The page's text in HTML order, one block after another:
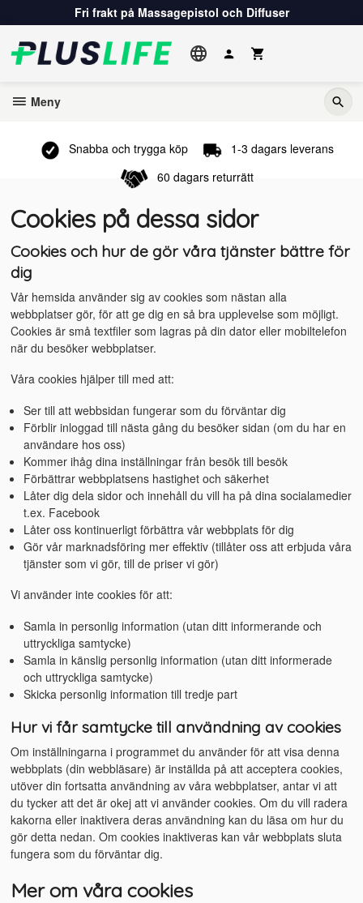
till
innehåll
Fri frakt på Massagepistol och Diffuser
Meny
Snabba och trygga köp
1-3 dagars leverans
60 dagars returrätt
Cookies på dessa sidor
Cookies och hur de gör våra tjänster bättre för
dig
Vår hemsida använder sig av cookies som nästan alla
webbplatser gör, för att ge dig en så bra upplevelse som möjligt.
Cookies är små textfiler som lagras på din dator eller mobiltelefon
när du besöker webbplatser.
Våra cookies hjälper till med att:
Ser till att webbsidan fungerar som du förväntar dig
Förblir inloggad till nästa gång du besöker sidan (om du har en
användare hos oss)
Kommer ihåg dina inställningar från besök till besök
Förbättrar webbplatsens hastighet och säkerhet
Låter dig dela sidor och innehåll du vill ha på dina socialamedier
t.ex. Facebook
Låter oss kontinuerligt förbättra vår webbplats för dig
Gör vår marknadsföring mer effektiv (tillåter oss att erbjuda våra
tjänster som vi gör, till de priser vi gör)
Vi använder inte cookies för att:
Samla in personlig information (utan ditt informerande och
uttryckliga samtycke)
Samla in känslig personlig information (utan ditt informerade
och uttryckliga samtycke)
Skicka personlig information till tredje part
Hur vi får samtycke till användning av cookies
Om inställningarna i programmet du använder för att visa denna
webbplats (din webbläsare) är inställda på att acceptera cookies,
utöver din fortsatta användning av våra webbplatser, antar vi att
du tycker att det är okej att vi använder cookies. Om du vill radera
kakorna eller inaktivera deras användning kan du läsa om hur du
gör detta nedan. Om cookies inaktiveras kan vår webbplats sluta
fungera som du förväntar dig.
Mer om våra cookies